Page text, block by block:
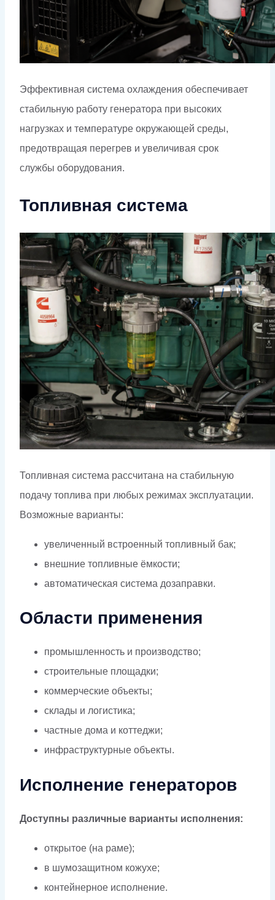
Эффективная система охлаждения обеспечивает
стабильную работу генератора при высоких
нагрузках и температуре окружающей среды,
предотвращая перегрев и увеличивая срок
службы оборудования.
Топливная система
Топливная система рассчитана на стабильную
подачу топлива при любых режимах эксплуатации.
Возможные варианты:
увеличенный встроенный топливный бак;
внешние топливные ёмкости;
автоматическая система дозаправки.
Области применения
промышленность и производство;
строительные площадки;
коммерческие объекты;
склады и логистика;
частные дома и коттеджи;
инфраструктурные объекты.
Исполнение генераторов
Доступны различные варианты исполнения:
открытое (на раме);
в шумозащитном кожухе;
контейнерное исполнение.